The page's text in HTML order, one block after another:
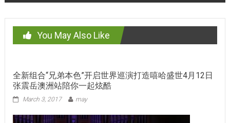
You May Also Like
全新组合“兄弟本色”开启世界巡演打造嘻哈盛世4月12日
张震岳澳洲站陪你一起炫酷
March 3, 2017 may